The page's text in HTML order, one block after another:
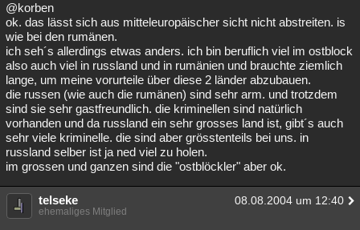
@korben
ok. das lässt sich aus mitteleuropäischer sicht nicht abstreiten. is
wie bei den rumänen.
ich seh´s allerdings etwas anders. ich bin beruflich viel im ostblock
also auch viel in russland und in rumänien und brauchte ziemlich
lange, um meine vorurteile über diese 2 länder abzubauen.
die russen (wie auch die rumänen) sind sehr arm. und trotzdem
sind sie sehr gastfreundlich. die kriminellen sind natürlich
vorhanden und da russland ein sehr grosses land ist, gibt´s auch
sehr viele kriminelle. die sind aber grösstenteils bei uns. in
russland selber ist ja ned viel zu holen.
im grossen und ganzen sind die "ostblöckler" aber ok.
telseke 08.08.2004 um 12:40
ehemaliges Mitglied